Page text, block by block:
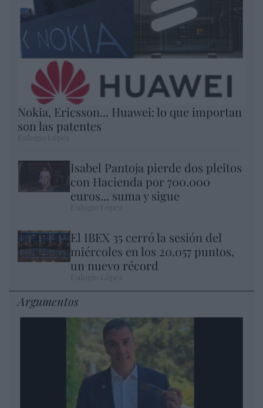
Nokia, Ericsson... Huawei: lo que importan
son las patentes
Isabel Pantoja pierde dos pleitos
con Hacienda por 700.000
euros... suma y sigue
El IBEX 35 cerró la sesión del
miércoles en los 20.057 puntos,
un nuevo récord
Argumentos